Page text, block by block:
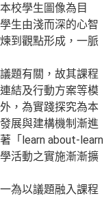
校學生圖像為目
生由淺而深的心智
到觀點形成，一脈
題有關，故其課程
結及行動方案等模
，為實踐探究為本
展與建構機制漸進
「learn about-learn
活動之實施漸漸擴
為以議題融入課程